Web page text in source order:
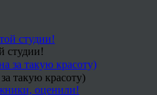
студии!
такую красоту)